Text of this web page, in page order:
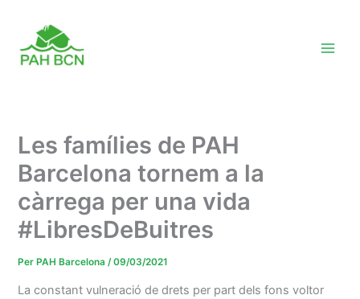
contingut
Les famílies de PAH
Barcelona tornem a la
càrrega per una vida
#LibresDeBuitres
Per PAH Barcelona/09/03/2021
La constant vulneració de drets per part dels fons voltor